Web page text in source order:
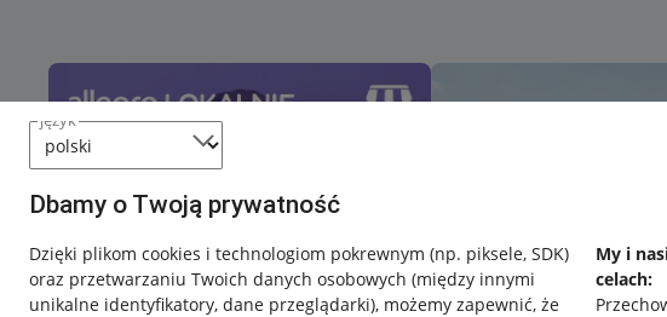
język
Dbamy o Twoją prywatność
Dzięki plikom cookies i technologiom pokrewnym (np. piksele, SDK)
oraz przetwarzaniu Twoich danych osobowych (między innymi
unikalne identyfikatory, dane przeglądarki), możemy zapewnić, że
My i
celach: